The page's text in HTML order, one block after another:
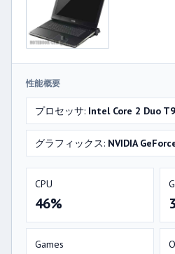
性能概要
プロセッサ: Intel Core 2 Duo
グラフィックス: NVIDIA
CPU
46%
Games